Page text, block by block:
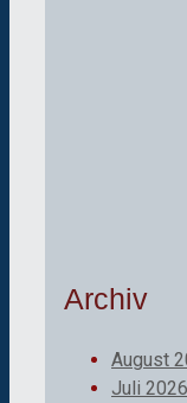
Archiv
August
Juli 2026